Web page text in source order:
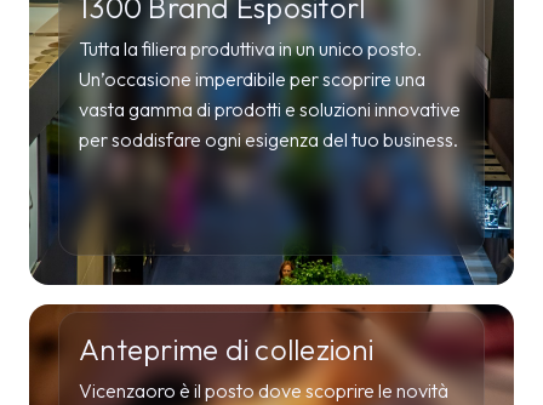
Tutta la filiera produttiva in un unico posto.
Un’occasione imperdibile per scoprire una
vasta gamma di prodotti e soluzioni innovative
per soddisfare ogni esigenza del tuo business.
Anteprime di collezioni
Vicenzaoro è il posto dove scoprire le novità